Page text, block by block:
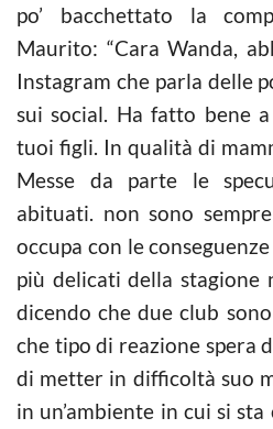
po’ bacchettato la
Maurito: “Cara Wanda,
Instagram che parla delle
sui social. Ha fatto bene
tuoi figli. In qualità di
Messe da parte le
abituati. non sono
occupa con le
più delicati della stagione
dicendo che due club
che tipo di reazione spera
di metter in difficoltà suo
in un’ambiente in cui si